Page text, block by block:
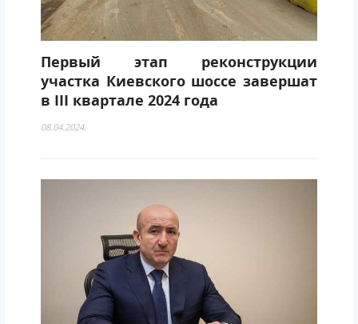
Первый этап реконструкции
участка Киевского шоссе завершат
в III квартале 2024 года
08.04.2024.